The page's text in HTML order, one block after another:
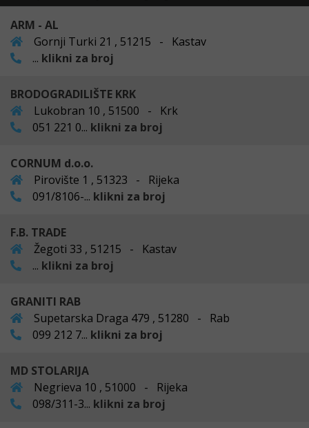
ARM - AL
Gornji Turki 21 , 51215 - Kastav
... klikni za broj
BRODOGRADILIŠTE KRK
Lukobran 10 , 51500 - Krk
051 221 0... klikni za broj
CORNUM d.o.o.
Pirovište 1 , 51323 - Rijeka
091/8106-... klikni za broj
F.B. TRADE
Žegoti 33 , 51215 - Kastav
... klikni za broj
GRANITI RAB
Supetarska Draga 479 , 51280 - Rab
099 212 7... klikni za broj
MD STOLARIJA
Negrieva 10 , 51000 - Rijeka
098/311-3... klikni za broj